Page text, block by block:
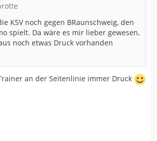
KSV noch gegen BRaunschweig, den
spielt. Da wäre es mir lieber gewesen,
noch etwas Druck vorhanden
an der Seitenlinie immer Druck